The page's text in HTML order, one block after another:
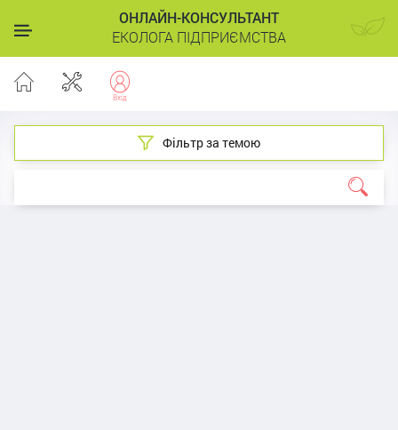
ОНЛАЙН-КОНСУЛЬТАНТ
ЕКОЛОГА ПІДПРИЄМСТВА
Фільтр за темою